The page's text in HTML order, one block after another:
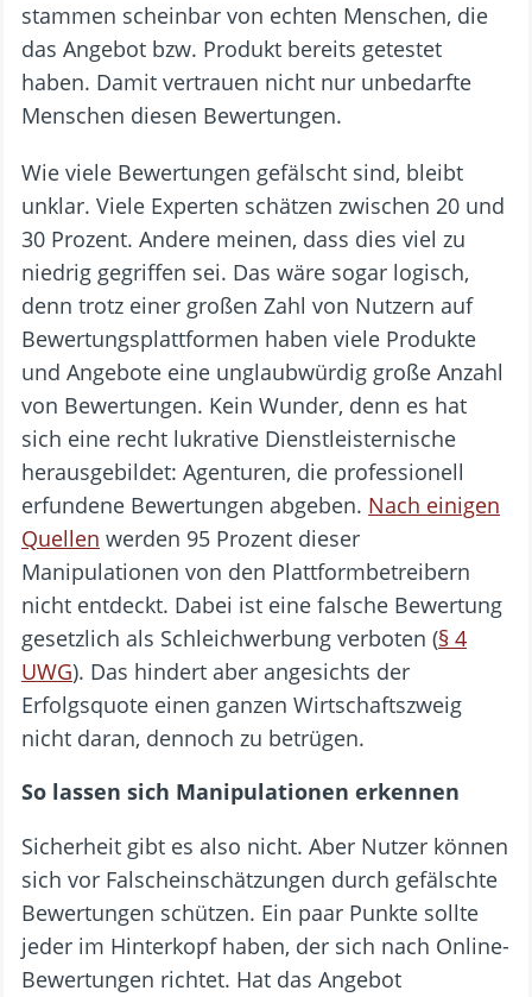
stammen scheinbar von echten Menschen, die
das Angebot bzw. Produkt bereits getestet
haben. Damit vertrauen nicht nur unbedarfte
Menschen diesen Bewertungen.
Wie viele Bewertungen gefälscht sind, bleibt
unklar. Viele Experten schätzen zwischen 20 und
30 Prozent. Andere meinen, dass dies viel zu
niedrig gegriffen sei. Das wäre sogar logisch,
denn trotz einer großen Zahl von Nutzern auf
Bewertungsplattformen haben viele Produkte
und Angebote eine unglaubwürdig große Anzahl
von Bewertungen. Kein Wunder, denn es hat
sich eine recht lukrative Dienstleisternische
herausgebildet: Agenturen, die professionell
erfundene Bewertungen abgeben. Nach einigen
Quellen werden 95 Prozent dieser
Manipulationen von den Plattformbetreibern
nicht entdeckt. Dabei ist eine falsche Bewertung
gesetzlich als Schleichwerbung verboten (§ 4
UWG). Das hindert aber angesichts der
Erfolgsquote einen ganzen Wirtschaftszweig
nicht daran, dennoch zu betrügen.
So lassen sich Manipulationen erkennen
Sicherheit gibt es also nicht. Aber Nutzer können
sich vor Falscheinschätzungen durch gefälschte
Bewertungen schützen. Ein paar Punkte sollte
jeder im Hinterkopf haben, der sich nach Online-
Bewertungen richtet. Hat das Angebot